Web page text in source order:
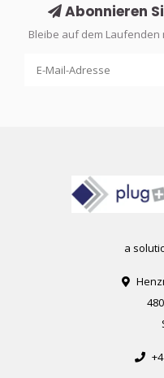
Abonnieren
Bleibe auf dem
a